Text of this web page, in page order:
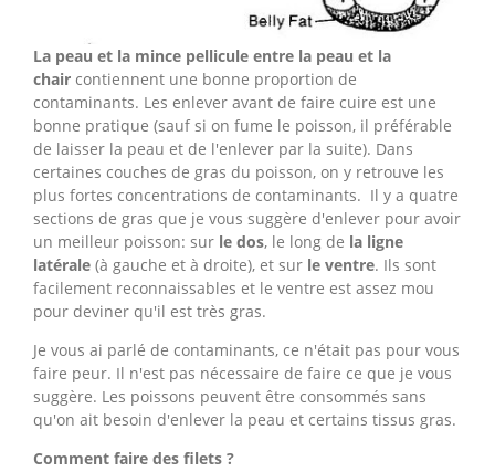
La peau et la mince pellicule entre la peau et la
chair contiennent une bonne proportion de
contaminants. Les enlever avant de faire cuire est une
bonne pratique (sauf si on fume le poisson, il préférable
de laisser la peau et de l'enlever par la suite). Dans
certaines couches de gras du poisson, on y retrouve les
plus fortes concentrations de contaminants. Il y a quatre
sections de gras que je vous suggère d'enlever pour avoir
un meilleur poisson: sur le dos, le long de la ligne
latérale (à gauche et à droite), et sur le ventre. Ils sont
facilement reconnaissables et le ventre est assez mou
pour deviner qu'il est très gras.
Je vous ai parlé de contaminants, ce n'était pas pour vous
faire peur. Il n'est pas nécessaire de faire ce que je vous
suggère. Les poissons peuvent être consommés sans
qu'on ait besoin d'enlever la peau et certains tissus gras.
Comment faire des filets ?